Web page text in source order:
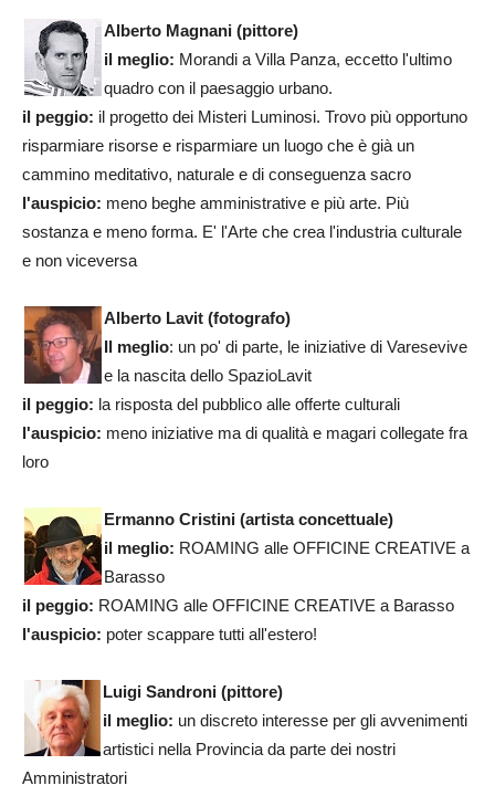
Alberto Magnani (pittore)
il meglio: Morandi a Villa Panza, eccetto l'ultimo
quadro con il paesaggio urbano.
il peggio: il progetto dei Misteri Luminosi. Trovo più opportuno
risparmiare risorse e risparmiare un luogo che è già un
cammino meditativo, naturale e di conseguenza sacro
l'auspicio: meno beghe amministrative e più arte. Più
sostanza e meno forma. E' l'Arte che crea l'industria culturale
e non viceversa
Alberto Lavit (fotografo)
Il meglio: un po' di parte, le iniziative di Varesevive
e la nascita dello SpazioLavit
il peggio: la risposta del pubblico alle offerte culturali
l'auspicio: meno iniziative ma di qualità e magari collegate fra
loro
Ermanno Cristini (artista concettuale)
il meglio: ROAMING alle OFFICINE CREATIVE a
Barasso
il peggio: ROAMING alle OFFICINE CREATIVE a Barasso
l'auspicio: poter scappare tutti all'estero!
Luigi Sandroni (pittore)
il meglio: un discreto interesse per gli avvenimenti
artistici nella Provincia da parte dei nostri
Amministratori